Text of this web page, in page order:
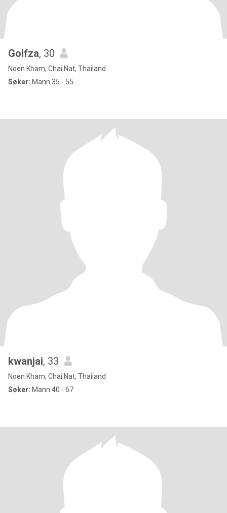
Golfza, 30
Noen Kham, Chai Nat, Thailand
Søker: Mann 35 - 55
kwanjai, 33
Noen Kham, Chai Nat, Thailand
Søker: Mann 40 - 67